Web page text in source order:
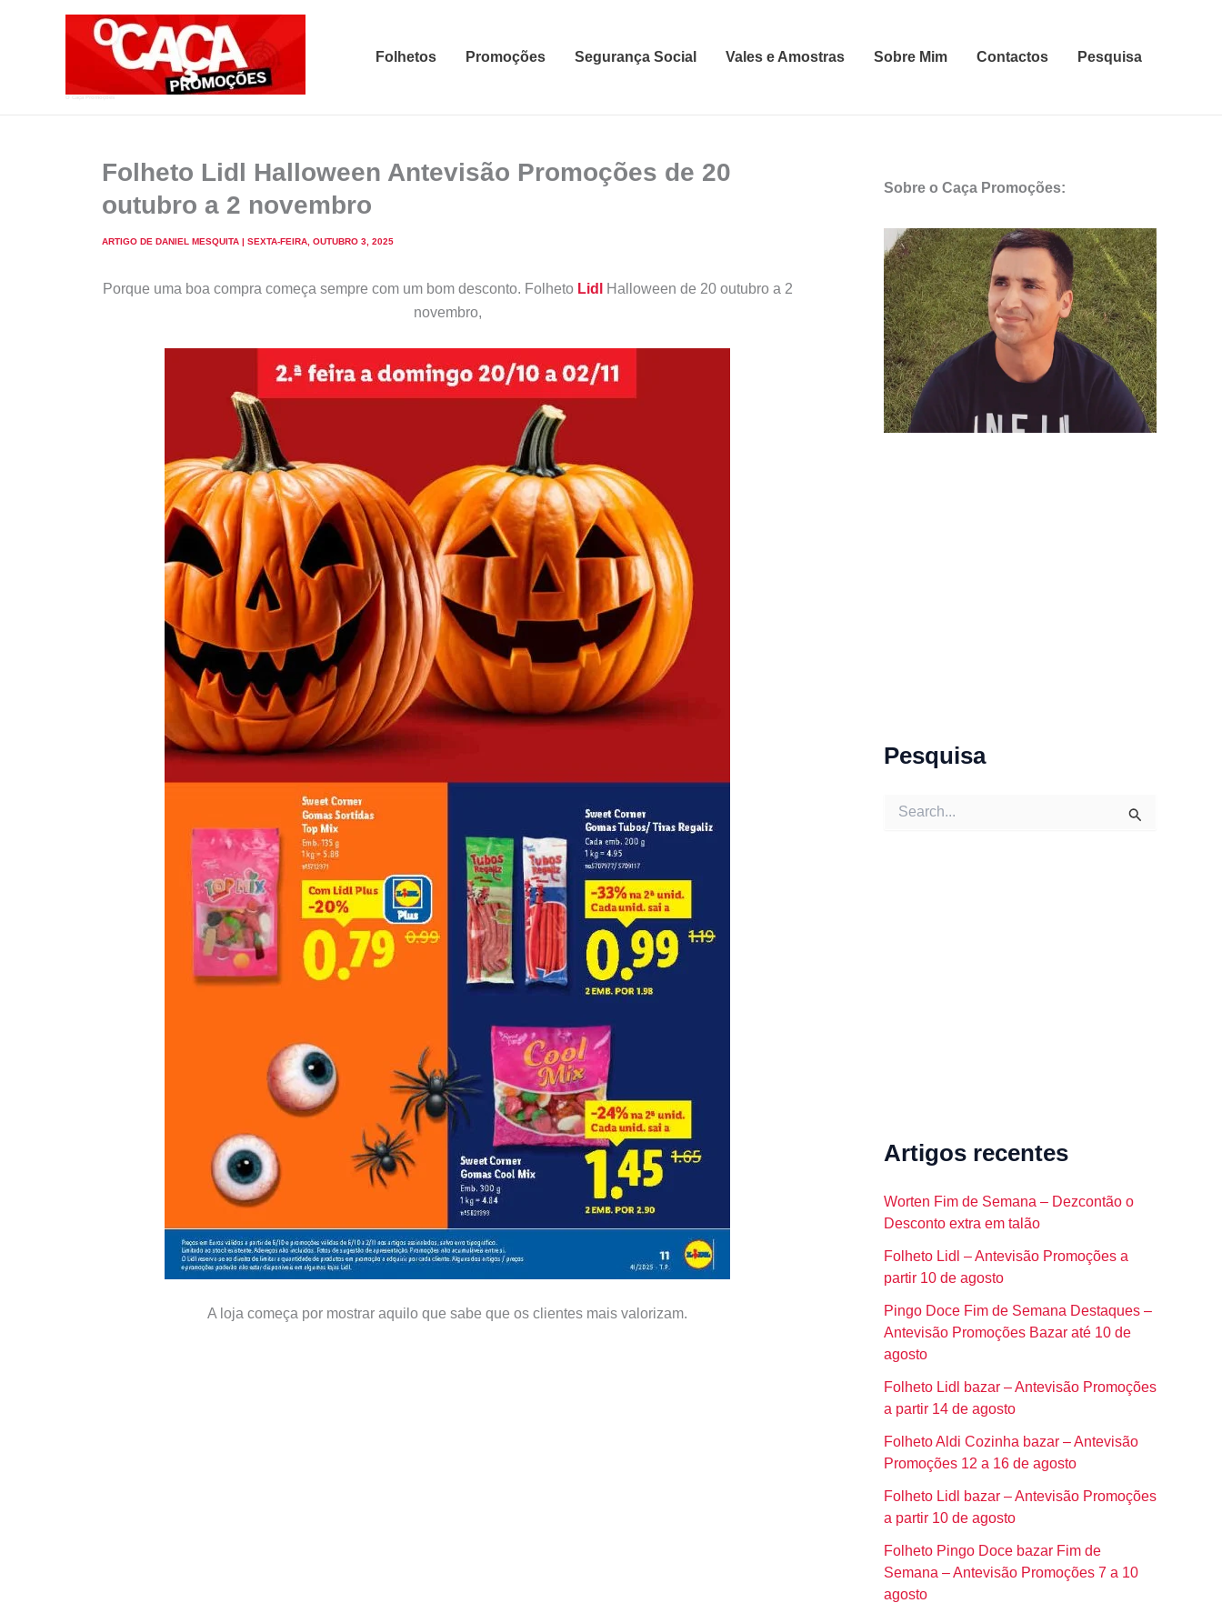
Folhetos Promoções Segurança Social Vales e Amostras Sobre Mim Contactos Pesquisa
Folheto Lidl Halloween Antevisão Promoções de 20
outubro a 2 novembro
ARTIGO DE DANIEL MESQUITA | SEXTA-FEIRA, OUTUBRO 3, 2025
Porque uma boa compra começa sempre com um bom desconto. Folheto Lidl
Halloween de 20 outubro a 2
novembro,
A loja começa por mostrar aquilo que sabe que os clientes mais valorizam.
Sobre o Caça Promoções:
Pesquisa
Artigos recentes
Worten Fim de Semana – Dezcontão o
Desconto extra em talão
Folheto Lidl – Antevisão Promoções a
partir 10 de agosto
Pingo Doce Fim de Semana Destaques –
Antevisão Promoções Bazar até 10 de
agosto
Folheto Lidl bazar – Antevisão Promoções
a partir 14 de agosto
Folheto Aldi Cozinha bazar – Antevisão
Promoções 12 a 16 de agosto
Folheto Lidl bazar – Antevisão Promoções
a partir 10 de agosto
Folheto Pingo Doce bazar Fim de
Semana – Antevisão Promoções 7 a 10
agosto